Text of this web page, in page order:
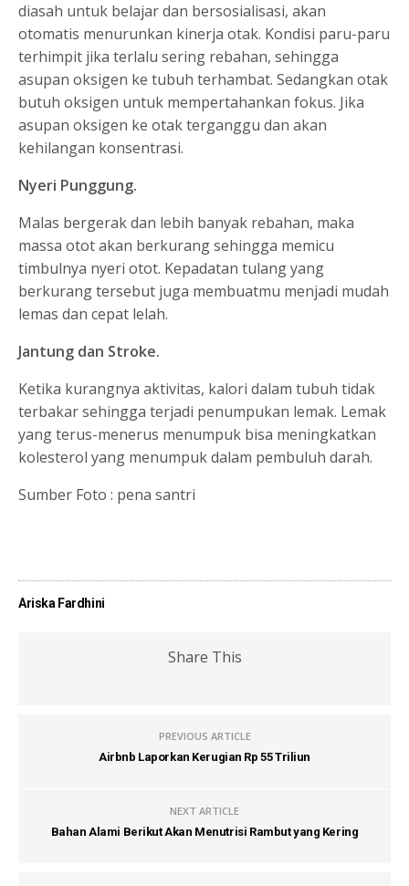
diasah untuk belajar dan bersosialisasi, akan
otomatis menurunkan kinerja otak. Kondisi paru-paru
terhimpit jika terlalu sering rebahan, sehingga
asupan oksigen ke tubuh terhambat. Sedangkan otak
butuh oksigen untuk mempertahankan fokus. Jika
asupan oksigen ke otak terganggu dan akan
kehilangan konsentrasi.
Nyeri Punggung.
Malas bergerak dan lebih banyak rebahan, maka
massa otot akan berkurang sehingga memicu
timbulnya nyeri otot. Kepadatan tulang yang
berkurang tersebut juga membuatmu menjadi mudah
lemas dan cepat lelah.
Jantung dan Stroke.
Ketika kurangnya aktivitas, kalori dalam tubuh tidak
terbakar sehingga terjadi penumpukan lemak. Lemak
yang terus-menerus menumpuk bisa meningkatkan
kolesterol yang menumpuk dalam pembuluh darah.
Sumber Foto : pena santri
Ariska Fardhini
Share This
PREVIOUS ARTICLE
Airbnb Laporkan Kerugian Rp 55 Triliun
NEXT ARTICLE
Bahan Alami Berikut Akan Menutrisi Rambut yang Kering